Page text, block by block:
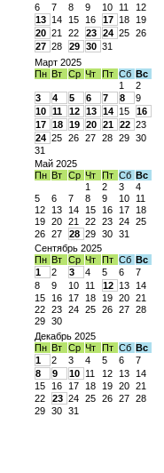
6
7 8 9 10 11
12
13 14 15 16 17 18
19
20 21 22 23 24 25 26
27 28 29 30 31
Март 2025
Пн Вт Ср Чт Пт Сб Вс
1
2
3
4 5 6 7 8
9
10 11 12 13 14 15
16
17 18 19 20 21 22 23
24 25 26 27 28 29 30
31
Май 2025
Пн Вт Ср Чт Пт Сб Вс
1
2 3
4
5
6 7 8 9 10
11
12
13 14 15 16 17
18
19 20 21 22 23 24 25
26 27 28 29 30 31
Сентябрь 2025
Пн Вт Ср Чт Пт Сб Вс
1
2 3 4 5 6
7
8
9 10 11 12 13
14
15
16 17 18 19 20 21
22 23 24 25 26 27 28
29 30
Декабрь 2025
Пн Вт Ср Чт Пт Сб Вс
1
2 3 4 5 6
7
8
9 10 11 12 13
14
15
16 17 18 19 20 21
22
23 24 25 26 27 28
29 30 31